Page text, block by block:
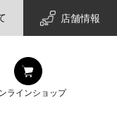
店舗情報
ラインショップ